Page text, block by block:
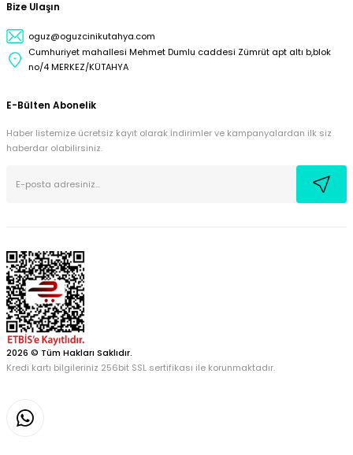
Bize Ulaşın
oguz@oguzcinikutahya.com
Cumhuriyet mahallesi Mehmet Dumlu caddesi Zümrüt apt altı b,blok
no/4 MERKEZ/KÜTAHYA
E-Bülten Abonelik
Haber listemize ücretsiz kayıt olarak İndirimler ve kampanyalardan ilk siz
haberdar olabilirsiniz.
2026 © Tüm Hakları Saklıdır.
Kredi kartı bilgileriniz 256bit SSL sertifikası ile korunmaktadır.